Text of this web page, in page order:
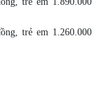
trẻ em 1.260.000